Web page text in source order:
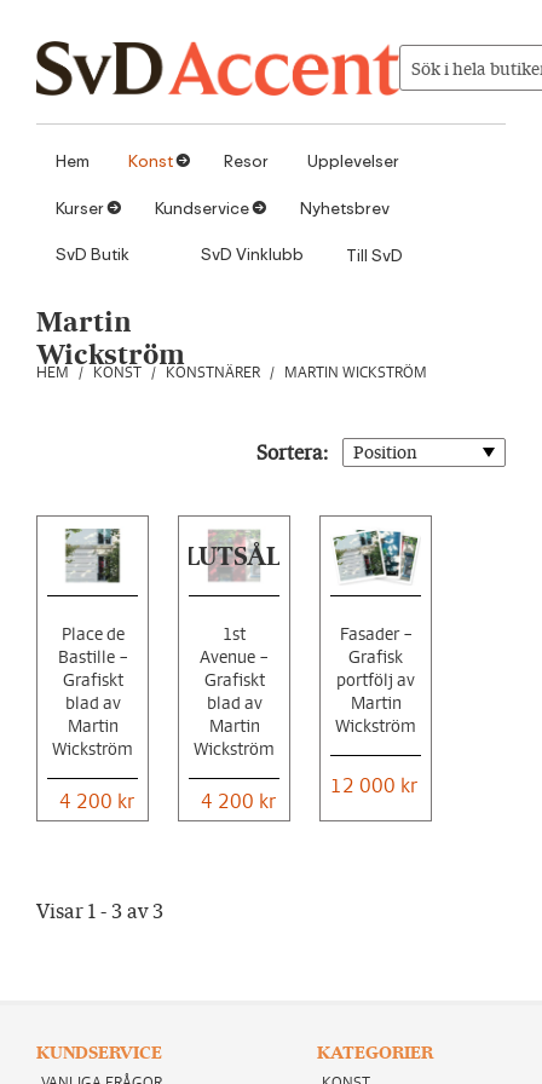
Sök i hela
Hem Konst1 Resor Upplevelser
Kurser1 Kundservice1 Nyhetsbrev
SvD Butik SvD Vinklubb Till SvD
Martin
Wickström
HEM / KONST / KONSTNÄRER / MARTIN WICKSTRÖM
Sortera: Position
Place de
Bastille –
Grafiskt
blad av
Martin
Wickström
4 200 kr
SLUTSÅLD
1st
Avenue –
Grafiskt
blad av
Martin
Wickström
4 200 kr
Fasader –
Grafisk
portfölj av
Martin
Wickström
12 000 kr
Visar 1 - 3 av 3
KUNDSERVICE KATEGORIER